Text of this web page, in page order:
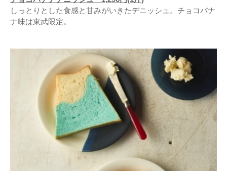
しっとりとした食感と甘みがいきたデニッシュ。チョコバナ
ナ味は東武限定。